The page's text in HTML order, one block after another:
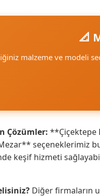
📐
malzeme ve modeli
Çözümler: **Çiçektepe
seçeneklerimiz
keşif hizmeti
Diğer firmaların